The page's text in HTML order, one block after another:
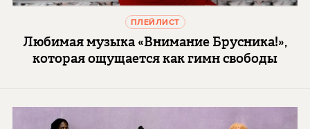
ПЛЕЙЛИСТ
Любимая музыка «Внимание Брусника!»,
которая ощущается как гимн свободы